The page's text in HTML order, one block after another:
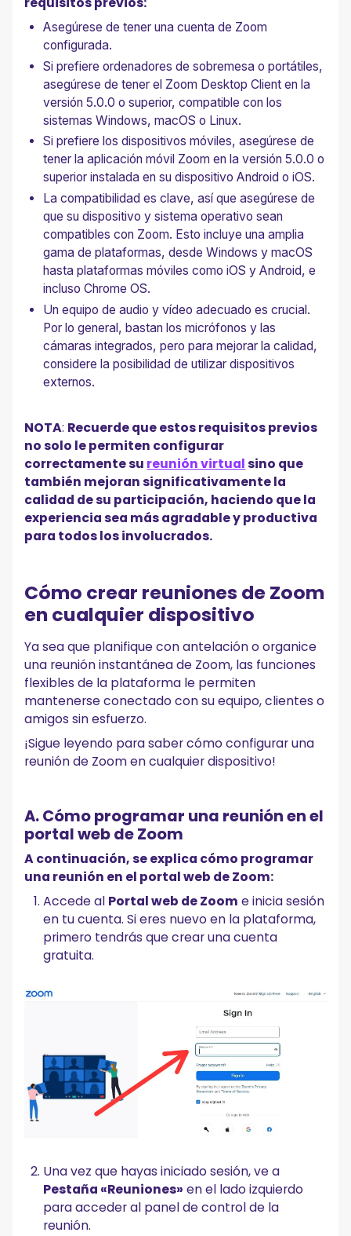
Asegúrese de tener una cuenta de Zoom
configurada.
Si prefiere ordenadores de sobremesa o portátiles,
asegúrese de tener el Zoom Desktop Client en la
versión 5.0.0 o superior, compatible con los
sistemas Windows, macOS o Linux.
Si prefiere los dispositivos móviles, asegúrese de
tener la aplicación móvil Zoom en la versión 5.0.0 o
superior instalada en su dispositivo Android o iOS.
La compatibilidad es clave, así que asegúrese de
que su dispositivo y sistema operativo sean
compatibles con Zoom. Esto incluye una amplia
gama de plataformas, desde Windows y macOS
hasta plataformas móviles como iOS y Android, e
incluso Chrome OS.
Un equipo de audio y vídeo adecuado es crucial.
Por lo general, bastan los micrófonos y las
cámaras integrados, pero para mejorar la calidad,
considere la posibilidad de utilizar dispositivos
externos.
NOTA: Recuerde que estos requisitos previos
no solo le permiten configurar
correctamente su reunión virtualsino que
también mejoran significativamente la
calidad de su participación, haciendo que la
experiencia sea más agradable y productiva
para todos los involucrados.
Cómo crear reuniones de Zoom
en cualquier dispositivo
Ya sea que planifique con antelación o organice
una reunión instantánea de Zoom, las funciones
flexibles de la plataforma le permiten
mantenerse conectado con su equipo, clientes o
amigos sin esfuerzo.
¡Sigue leyendo para saber cómo configurar una
reunión de Zoom en cualquier dispositivo!
A. Cómo programar una reunión en el
portal web de Zoom
A continuación, se explica cómo programar
una reunión en el portal web de Zoom:
Accede al Portal web de Zoom e inicia sesión
en tu cuenta. Si eres nuevo en la plataforma,
primero tendrás que crear una cuenta
gratuita.
Una vez que hayas iniciado sesión, ve a
Pestaña «Reuniones» en el lado izquierdo
para acceder al panel de control de la
reunión.